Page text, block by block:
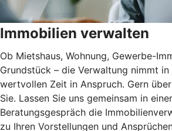
Immobilien verwalten
Ob Mietshaus, Wohnung, Gewerbe-
Grundstück – die Verwaltung nimmt
wertvollen Zeit in Anspruch. Gern
Sie. Lassen Sie uns gemeinsam in
Beratungsgespräch die
zu Ihren Vorstellungen und